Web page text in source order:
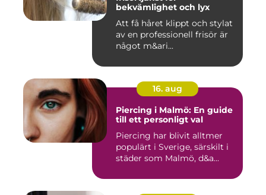
bekvämlighet och lyx
Att få håret klippt och stylat
av en professionell frisör är
något m&ari...
16. aug
Piercing i Malmö: En guide
till ett personligt val
Piercing har blivit alltmer
populärt i Sverige, särskilt i
städer som Malmö, d&a...